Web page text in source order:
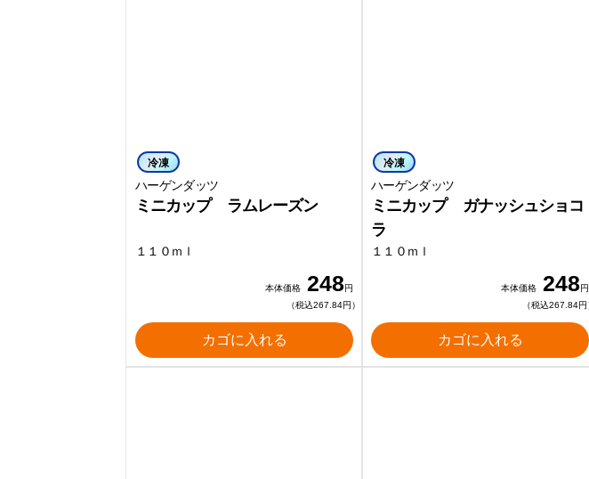
冷凍
ハーゲンダッツ
ミニカップ ラムレーズン
１１０ｍｌ
本体価格 248円
（税込267.84円）
カゴに入れる
冷凍
ハーゲンダッツ
ミニカップ ガナッシュショコ
ラ
１１０ｍｌ
本体価格 248円
（税込267.84円
カゴに入れる